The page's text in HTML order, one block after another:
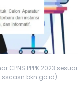
PPPK 2023 sesuai